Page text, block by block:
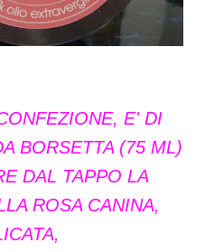
E' DI
BORSETTA (75 ML)
DAL TAPPO LA
ROSA CANINA,